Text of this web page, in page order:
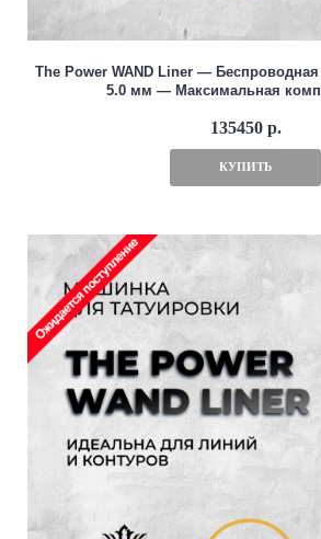
The Power WAND Liner —
5.0 мм — Максимальная
135450 р.
КУПИТЬ